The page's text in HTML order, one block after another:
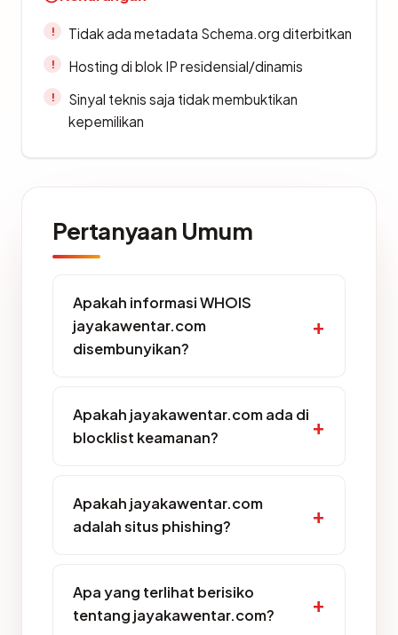
Tidak ada metadata Schema.org diterbitkan
Hosting di blok IP residensial/dinamis
Sinyal teknis saja tidak membuktikan
kepemilikan
Pertanyaan Umum
Apakah informasi WHOIS
jayakawentar.com
disembunyikan?
Apakah jayakawentar.com ada di
blocklist keamanan?
Apakah jayakawentar.com
adalah situs phishing?
Apa yang terlihat berisiko
tentang jayakawentar.com?